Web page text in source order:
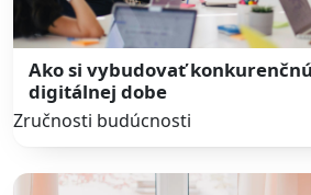
Ako si vybudovať
digitálnej dobe
Zručnosti budúcnosti